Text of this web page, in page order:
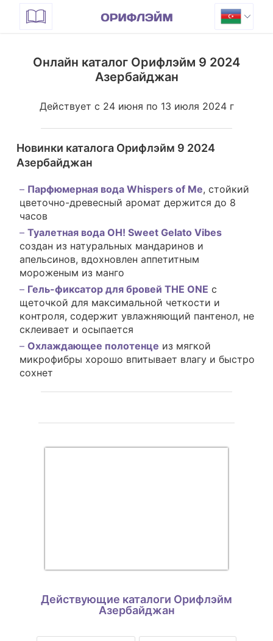
Онлайн каталог Орифлэйм 9 2024
Азербайджан
Действует с 24 июня по 13 июля 2024 г
Новинки каталога Орифлэйм 9 2024
Азербайджан
Парфюмерная вода Whispers of Me, стойкий
цветочно-древесный аромат держится до 8
часов
Туалетная вода OH! Sweet Gelato Vibes
создан из натуральных мандаринов и
апельсинов, вдохновлен аппетитным
мороженым из манго
Гель-фиксатор для бровей THE ONE с
щеточкой для максимальной четкости и
контроля, содержит увлажняющий пантенол, не
склеивает и осыпается
Охлаждающее полотенце из мягкой
микрофибры хорошо впитывает влагу и быстро
сохнет
Действующие каталоги Орифлэйм
Азербайджан